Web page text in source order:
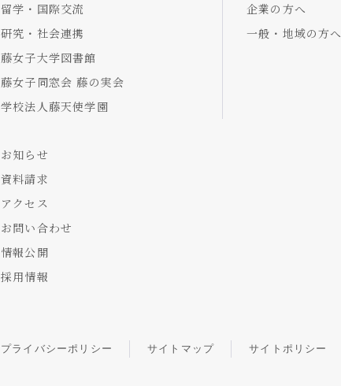
留学・国際交流
研究・社会連携
藤女子大学図書館
藤女子同窓会 藤の実会
学校法人藤天使学園
企業の方へ
一般・地域の方へ
お知らせ
資料請求
アクセス
お問い合わせ
情報公開
採用情報
プライバシーポリシー サイトマップ サイトポリシー